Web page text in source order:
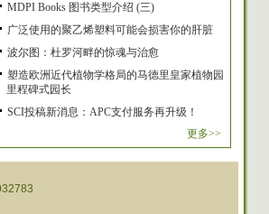
MDPI Books 图书类型介绍 (三)
广泛使用的聚乙烯塑料可能会损害你的肝脏
波尔图：杜罗河畔的惊魂与治愈
塑造欧洲近代植物学格局的马德里皇家植物园
里程碑式园长
SCI投稿新消息：APC支付服务再升级！
更多>>